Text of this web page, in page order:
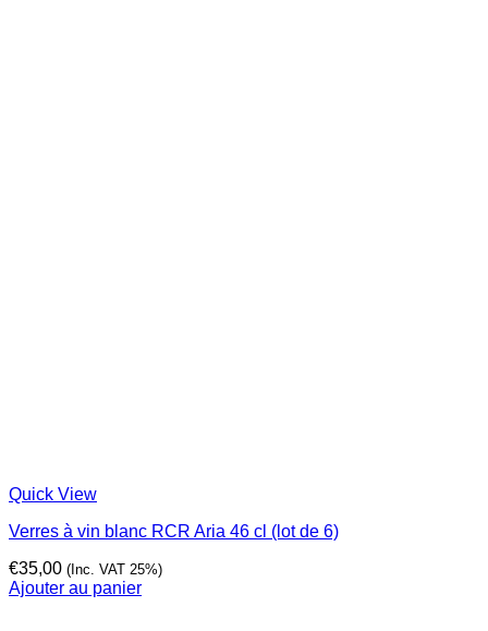
Quick View
Verres à vin blanc RCR Aria 46 cl (lot de 6)
€35,00 (Inc. VAT 25%)
Ajouter au panier